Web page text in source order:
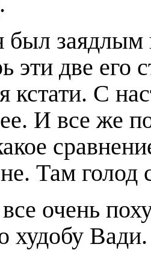
был заядлым
эти две его
кстати. С
И все же
Там голод
очень
худобу Вади.